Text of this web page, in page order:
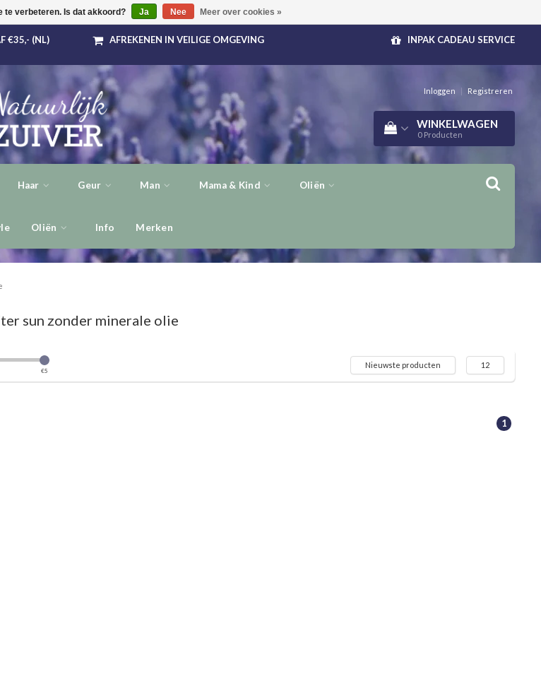
€35,- (NL) AFREKENEN IN VEILIGE OMGEVING INPAK CADEAU SERVICE
Inloggen | Registreren
WINKELWAGEN
0 Producten
Haar Geur Man Mama & Kind Oliën
Oliën Info Merken
sun zonder minerale olie
€5
Nieuwste producten 12
1
te verbeteren. Is dat akkoord? Ja Nee Meer over cookies »